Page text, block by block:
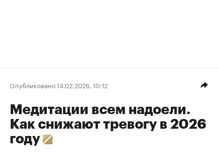
Опубликовано 14.02.2026, 10:12
Медитации всем надоели.
Как снижают тревогу в 2026
году